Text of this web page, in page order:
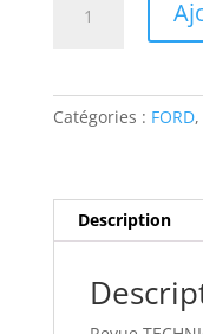
Granada
diesel
2.5D
ET
RENAULT
Catégories : FORD,
Description